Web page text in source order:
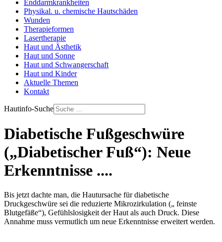
Enddarmkrankheiten
Physikal. u. chemische Hautschäden
Wunden
Therapieformen
Lasertherapie
Haut und Ästhetik
Haut und Sonne
Haut und Schwangerschaft
Haut und Kinder
Aktuelle Themen
Kontakt
Hautinfo-Suche
Diabetische Fußgeschwüre
(„Diabetischer Fuß“): Neue
Erkenntnisse ....
Bis jetzt dachte man, die Hautursache für diabetische
Druckgeschwüre sei die reduzierte Mikrozirkulation („ feinste
Blutgefäße“), Gefühlslosigkeit der Haut als auch Druck. Diese
Annahme muss vermutlich um neue Erkenntnisse erweitert werden.